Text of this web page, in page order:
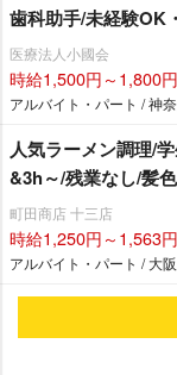
歯科助手/未経験OK
医療法人小國会
時給1,500円～1,800円
アルバイト・パート / 神
人気ラーメン調理/
&3h～/残業なし/髪
町田商店 十三店
時給1,250円～1,563円
アルバイト・パート / 大